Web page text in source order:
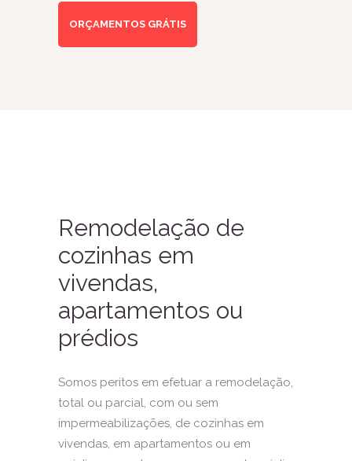
ORÇAMENTOS GRÁTIS
Remodelação de
cozinhas em
vivendas,
apartamentos ou
prédios
Somos peritos em efetuar a remodelação,
total ou parcial, com ou sem
impermeabilizações, de cozinhas em
vivendas, em apartamentos ou em